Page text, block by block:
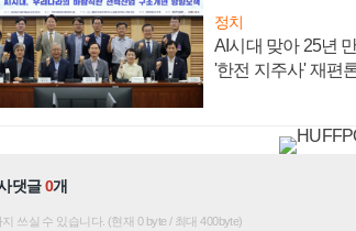
정치
AI시대 맞아 25년
'한전 지주사' 재편
댓글0개
지 쓰실 수 있습니다. (현재 0 byte / 최대 400byte)